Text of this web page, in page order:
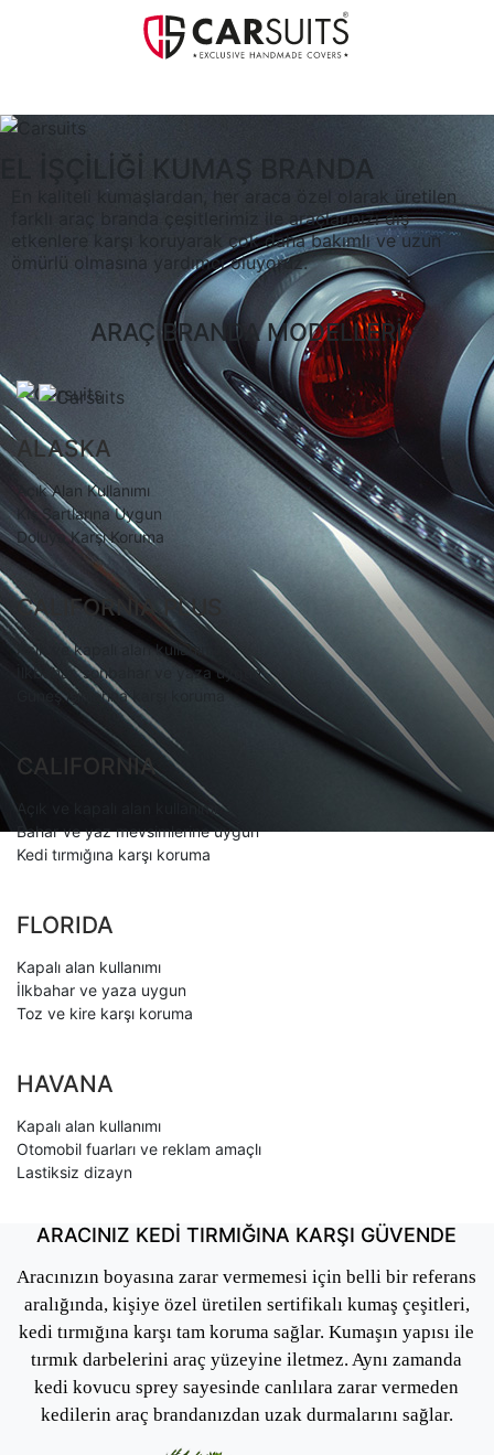
EL İŞÇİLİĞİ KUMAŞ BRANDA
En kaliteli kumaşlardan, her araca özel olarak üretilen
farklı araç branda çeşitlerimiz ile araçlarınızı dış
etkenlere karşı koruyarak çok daha bakımlı ve uzun
ömürlü olmasına yardımcı oluyoruz.
ALASKA
Açık Alan Kullanımı
Kış Şartlarına Uygun
Doluya Karşı Koruma
ARAÇ BRANDA MODELLERİ
CALIFORNIA PLUS
Açık ve kapalı alan kullanımı
İlkbahar, sonbahar ve yaza uygun
Güneş ışınlarına karşı koruma
CALIFORNIA
Açık ve kapalı alan kullanımı
Bahar ve yaz mevsimlerine uygun
Kedi tırmığına karşı koruma
FLORIDA
Kapalı alan kullanımı
İlkbahar ve yaza uygun
Toz ve kire karşı koruma
HAVANA
Kapalı alan kullanımı
Otomobil fuarları ve reklam amaçlı
Lastiksiz dizayn
ARACINIZ KEDİ TIRMIĞINA KARŞI GÜVENDE
Aracınızın boyasına zarar vermemesi için belli bir referans
aralığında, kişiye özel üretilen sertifikalı kumaş çeşitleri,
kedi tırmığına karşı tam koruma sağlar. Kumaşın yapısı ile
tırmık darbelerini araç yüzeyine iletmez. Aynı zamanda
kedi kovucu sprey sayesinde canlılara zarar vermeden
kedilerin araç brandanızdan uzak durmalarını sağlar.